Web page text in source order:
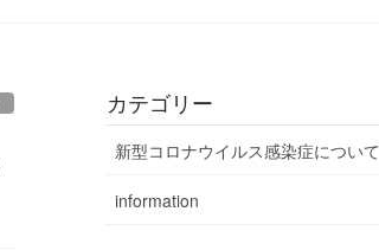
カテゴリー
新型コロナウイルス感染症について
information